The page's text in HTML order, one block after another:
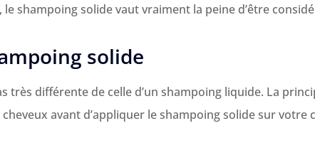
shampoing solide vaut vraiment la peine d’être
solide
très différente de celle d’un shampoing liquide. La
avant d’appliquer le shampoing solide sur votre